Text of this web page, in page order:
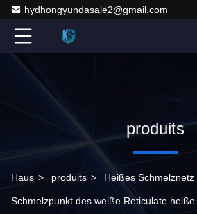
hydhongyundasale2@gmail.com
produits
Haus > produits > Heißes Schmelznetz
Schmelzpunkt des weiße Reticulate